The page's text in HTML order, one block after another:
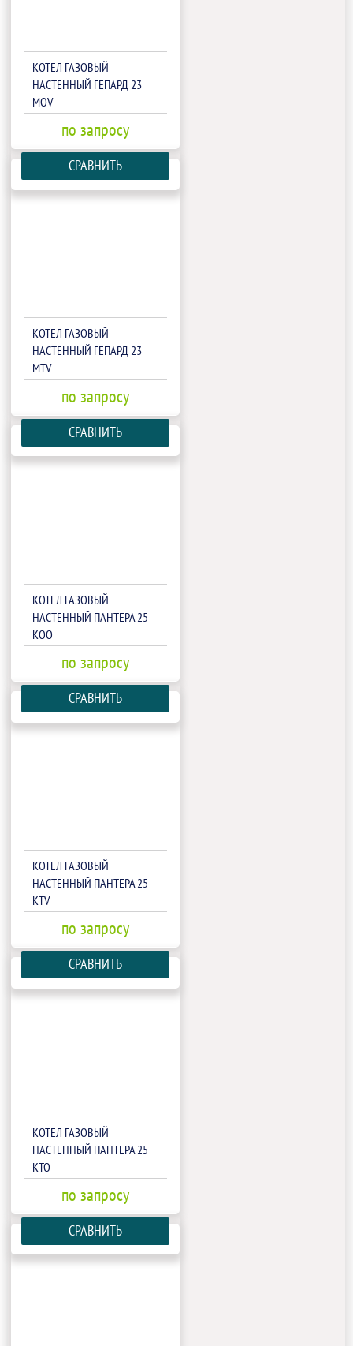
КОТЕЛ ГАЗОВЫЙ
НАСТЕННЫЙ ГЕПАРД 23
MOV
по запросу
СРАВНИТЬ
КОТЕЛ ГАЗОВЫЙ
НАСТЕННЫЙ ГЕПАРД 23
MTV
по запросу
СРАВНИТЬ
КОТЕЛ ГАЗОВЫЙ
НАСТЕННЫЙ ПАНТЕРА 25
КОО
по запросу
СРАВНИТЬ
КОТЕЛ ГАЗОВЫЙ
НАСТЕННЫЙ ПАНТЕРА 25
КТV
по запросу
СРАВНИТЬ
КОТЕЛ ГАЗОВЫЙ
НАСТЕННЫЙ ПАНТЕРА 25
КТО
по запросу
СРАВНИТЬ